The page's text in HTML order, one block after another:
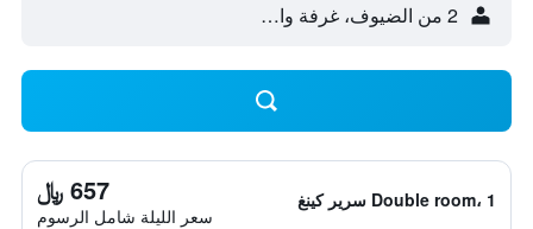
2 من الضيوف، غرفة واحدة
Double room، 1 سرير كينغ 657 ﷼
سعر الليلة شامل الرسوم